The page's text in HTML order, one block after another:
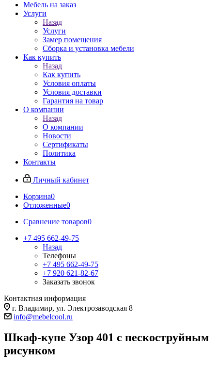
Мебель на заказ
Услуги
Назад
Услуги
Замер помещения
Сборка и установка мебели
Как купить
Назад
Как купить
Условия оплаты
Условия доставки
Гарантия на товар
О компании
Назад
О компании
Новости
Сертификаты
Политика
Контакты
Личный кабинет
Корзина0
Отложенные0
Сравнение товаров0
+7 495 662-49-75
Назад
Телефоны
+7 495 662-49-75
+7 920 621-82-67
Заказать звонок
Контактная информация
г. Владимир, ул. Электрозаводская 8
info@mebelcool.ru
Шкаф-купе Узор 401 с пескоструйным
рисунком